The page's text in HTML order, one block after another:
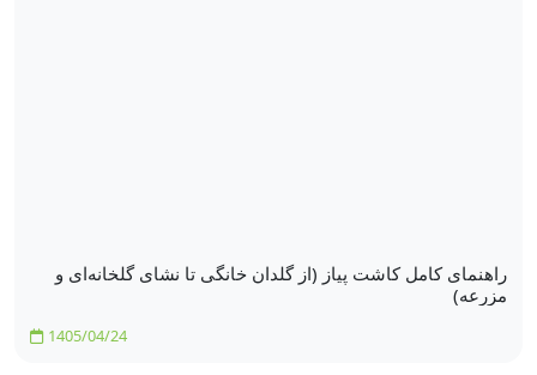
راهنمای کامل کاشت پیاز (از گلدان خانگی تا نشای گلخانه‌ای و
مزرعه)
1405/04/24